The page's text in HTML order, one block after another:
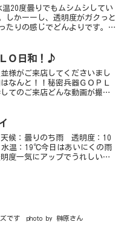
20度曇りでもムシムシしてい
しかーーし、透明度がガクっと
たりの感じでどんよりです。朝
Ｏ日和！♪
様がご来店してくださいまし
なんと！！秘密兵器ＧＯＰＬ
てのご来店どんな動画が撮れ
ウミガメのスージーちゃんと
候：曇りのち雨 透明度：10
温：19℃今日はあいにくの雨
度一気にアップでうれしい限
ズです photo by 榊原さん